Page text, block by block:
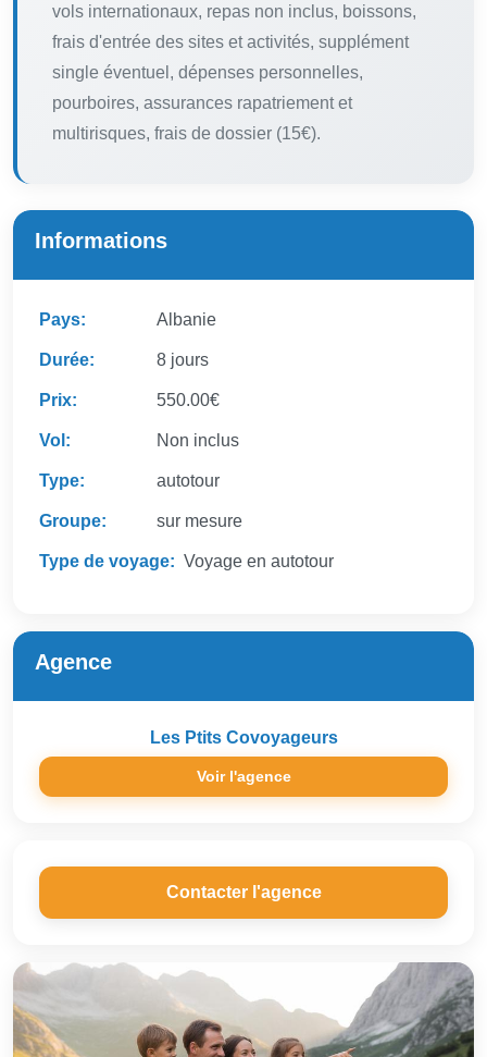
vols internationaux, repas non inclus, boissons,
frais d'entrée des sites et activités, supplément
single éventuel, dépenses personnelles,
pourboires, assurances rapatriement et
multirisques, frais de dossier (15€).
Informations
Pays: Albanie
Durée: 8 jours
Prix: 550.00€
Vol: Non inclus
Type: autotour
Groupe: sur mesure
Type de voyage: Voyage en autotour
Agence
Les Ptits Covoyageurs
Voir l'agence
Contacter l'agence